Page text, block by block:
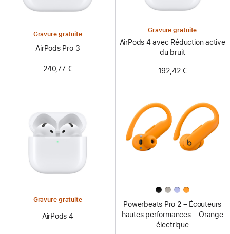
Gravure gratuite
AirPods Pro 3
240,77 €
Gravure gratuite
AirPods 4 avec Réduction active
du bruit
192,42 €
Gravure gratuite
AirPods 4
Powerbeats Pro 2 – Écouteurs
hautes performances – Orange
électrique